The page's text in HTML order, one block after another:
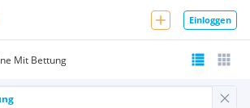
Einloggen
Mit Bettung